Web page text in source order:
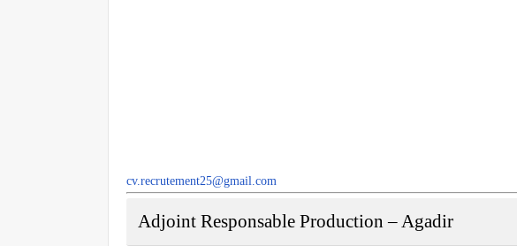
cv.recrutement25@gmail.com
Adjoint Responsable Production – Agadir